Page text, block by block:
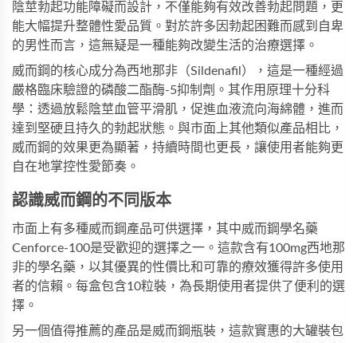
陰莖勃起功能障礙而設計，不僅能夠有效改善勃起問題，更
能大幅提升整體性愛品質。對於許多因勃起困難而感到自卑
的男性而言，這無疑是一種能夠改變生活的治療選擇。
威而鋼的核心成分為西地那非（Sildenafil），這是一種經過
嚴格臨床驗證的磷酸二酯酶-5抑制劑。其作用原理十分科
學：透過放鬆陰莖血管平滑肌，促進血液流向海綿體，進而
達到堅硬且持久的勃起狀態。與市面上其他類似產品相比，
威而鋼的效果更為顯著，持續時間也更長，讓使用者能夠更
自在地掌控性愛節奏。
認識威而鋼的不同版本
市面上有多種威而鋼產品可供選擇，其中威而鋼學名藥
Cenforce-100是受歡迎的選擇之一。這款含有100mg西地那
非的學名藥，以其優異的性價比和可靠的療效獲得許多使用
者的信賴。每盒包含10粒裝，為長期使用者提供了便利的選
擇。
另一個值得推薦的產品是威而鋼瓶裝 ，這款實惠的大罐裝包